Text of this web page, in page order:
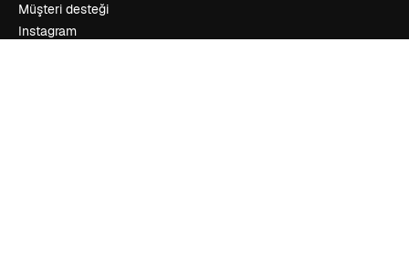
Müşteri desteği
Instagram